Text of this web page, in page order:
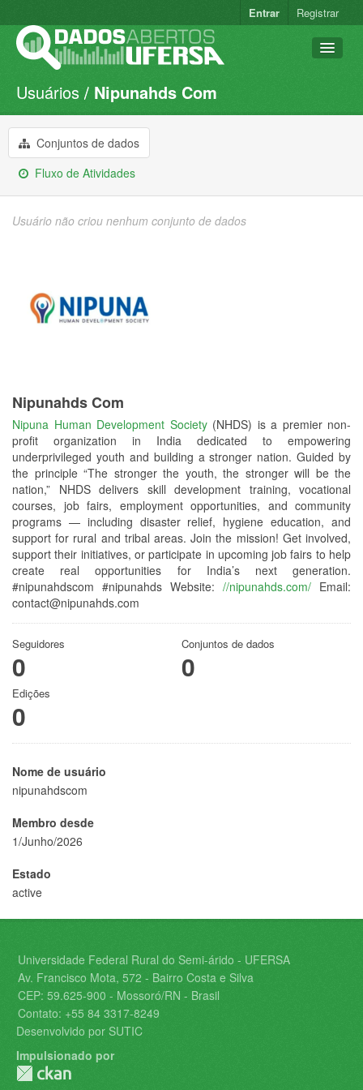
Entrar Registrar
Conjuntos de dados
Organizações
Grupos
Sobre
Usuários Nipunahds Com
Conjuntos de dados
Fluxo de Atividades
Usuário não criou nenhum conjunto de dados
Nipunahds Com
Nipuna Human Development Society(NHDS) is a premier non-
profit organization in India dedicated to empowering
underprivileged youth and building a stronger nation. Guided by
the principle “The stronger the youth, the stronger will be the
nation,” NHDS delivers skill development training, vocational
courses, job fairs, employment opportunities, and community
programs — including disaster relief, hygiene education, and
support for rural and tribal areas. Join the mission! Get involved,
support their initiatives, or participate in upcoming job fairs to help
create real opportunities for India’s next generation.
#nipunahdscom #nipunahds Website: //nipunahds.com/ Email:
contact@nipunahds.com
Seguidores
0
Conjuntos de dados
0
Edições
0
Nome de usuário
nipunahdscom
Membro desde
1/Junho/2026
Estado
active
Universidade Federal Rural do Semi-árido - UFERSA
Av. Francisco Mota, 572 - Bairro Costa e Silva
CEP: 59.625-900 - Mossoró/RN - Brasil
Contato: +55 84 3317-8249
Desenvolvido por SUTIC
Impulsionado por